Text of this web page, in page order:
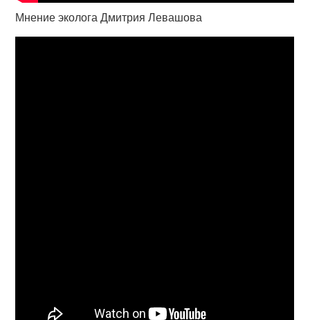
Мнение эколога Дмитрия Левашова